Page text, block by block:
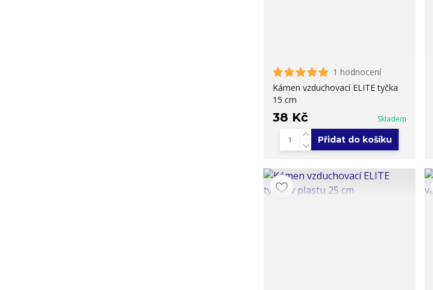
1 hodnocení
Kámen vzduchovací ELITE tyčka
15 cm
38 Kč Skladem
Přidat do košíku